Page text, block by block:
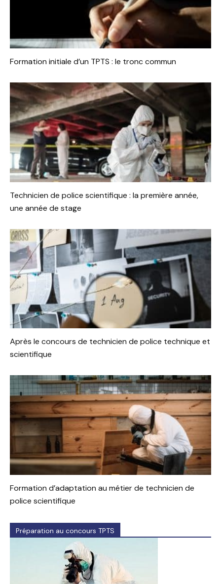
Formation initiale d’un TPTS : le tronc commun
Technicien de police scientifique : la première année,
une année de stage
Après le concours de technicien de police technique et
scientifique
Formation d’adaptation au métier de technicien de
police scientifique
Préparation au concours TPTS